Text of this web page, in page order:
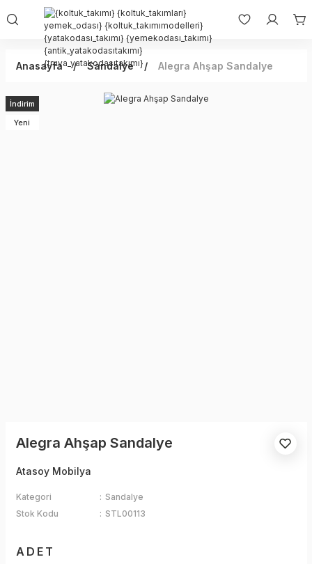
Anasayfa Sandalye Alegra Ahşap Sandalye
İndirim
Yeni
Alegra Ahşap Sandalye
Atasoy Mobilya
Kategori
Sandalye
Stok Kodu
STL00113
ADET